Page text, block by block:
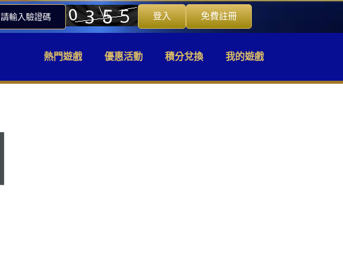
請輸入驗證碼 登入 免費註冊
熱門遊戲 優惠活動 積分兌換 我的遊戲